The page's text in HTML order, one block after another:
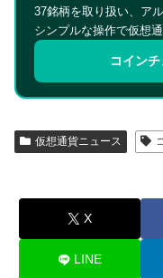
37銘柄を取り扱い、ア
シンプルな操作で仮想
コイン
仮想通貨ニュース
X
LINE